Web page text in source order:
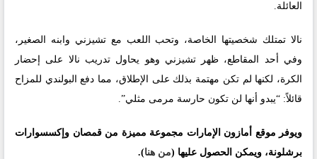
العائلة.
نالا تمتلك شخصيتها الخاصة، وتحب اللعب مع تشيزني وابنه الصغير،
وفي أحد المقاطع، ظهر تشيزني وهو يحاول تدريب نالا على إحضار
الكرة، لكنها لم تكن مهتمة بذلك على الإطلاق، مما دفع البولندي للمزاح
قائلاً: “يبدو أنها لن تكون حارسة مرمى مثلي”.
ويوفر موقع أمازون الإمارات مجموعة مميزة من قمصان وإكسسوارات
برشلونة، ويمكن الحصول عليها (من هنا).